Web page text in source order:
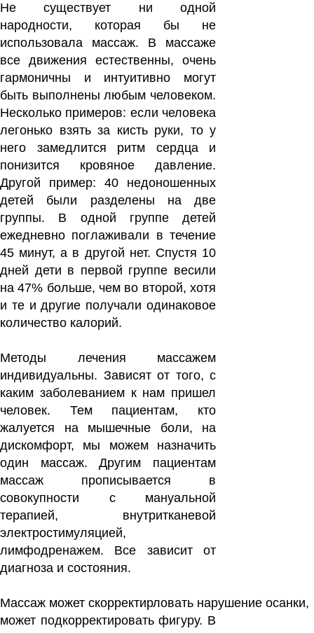
Не существует ни одной
народности, которая бы не
использовала массаж. В массаже
все движения ес­тественны, очень
гармонич­ны и интуитивно могут
быть выполнены любым человеком.
Несколько примеров: если человека
легонько взять за кисть руки, то у
него замед­лится ритм сердца и
понизится кровяное давление.
Другой пример: 40 недоно­шенных
детей были разделе­ны на две
группы. В одной группе детей
ежедневно по­глаживали в течение
45 ми­нут, а в другой нет. Спустя 10
дней дети в первой груп­пе весили
на 47% больше, чем во второй, хотя
и те и другие получали одинаковое
количество калорий.
Методы лечения массажем
индивидуальны. Зависят от того, с
ка­ким заболеванием к нам пришел
человек. Тем па­циентам, кто
жалуется на мышечные боли, на
дис­комфорт, мы можем назна­чить
один массаж. Другим пациентам
массаж пропи­сывается в
совокупности с мануальной
терапией, внут­ритканевой
электростимуляцией,
лимфодренажем. Все зависит от
диагноза и состояния.
Массаж может скорректирловать нарушение осанки,
может подкорректировать фигуру. В